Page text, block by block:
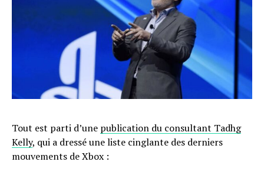
Tout est parti d’une publication du consultant Tadhg
Kelly, qui a dressé une liste cinglante des derniers
mouvements de Xbox :